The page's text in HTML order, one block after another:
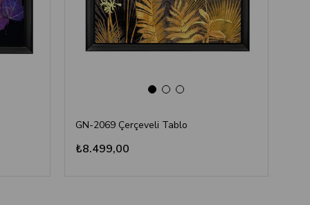
GN-2069 Çerçeveli Tablo
₺8.499,00